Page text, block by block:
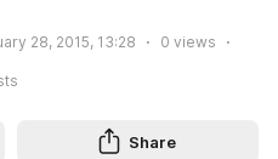
28, 2015, 13:28 0 views
Share